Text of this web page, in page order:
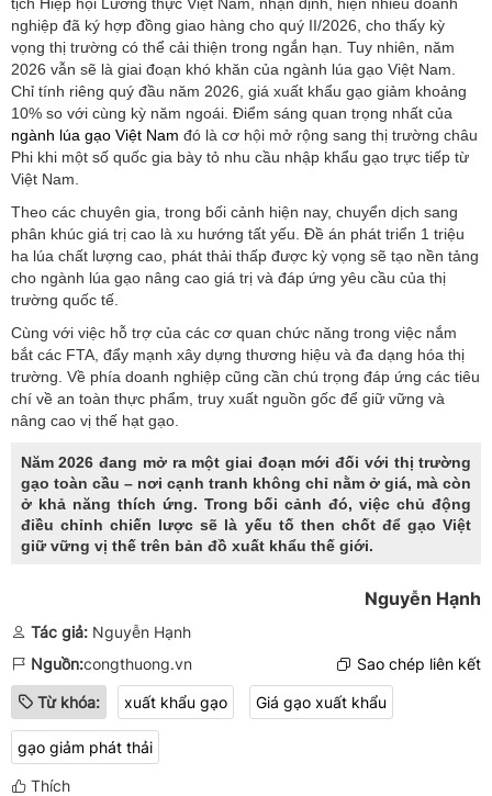
nghiệp đã ký hợp đồng giao hàng cho quý II/2026, cho thấy kỳ
vọng thị trường có thể cải thiện trong ngắn hạn. Tuy nhiên, năm
2026 vẫn sẽ là giai đoạn khó khăn của ngành lúa gạo Việt Nam.
Chỉ tính riêng quý đầu năm 2026, giá xuất khẩu gạo giảm khoảng
10% so với cùng kỳ năm ngoái. Điểm sáng quan trọng nhất của
ngành lúa gạo Việt Nam đó là cơ hội mở rộng sang thị trường châu
Phi khi một số quốc gia bày tỏ nhu cầu nhập khẩu gạo trực tiếp từ
Việt Nam.
Theo các chuyên gia, trong bối cảnh hiện nay, chuyển dịch sang
phân khúc giá trị cao là xu hướng tất yếu. Đề án phát triển 1 triệu
ha lúa chất lượng cao, phát thải thấp được kỳ vọng sẽ tạo nền tảng
cho ngành lúa gạo nâng cao giá trị và đáp ứng yêu cầu của thị
trường quốc tế.
Cùng với việc hỗ trợ của các cơ quan chức năng trong việc nắm
bắt các FTA, đẩy mạnh xây dựng thương hiệu và đa dạng hóa thị
trường. Về phía doanh nghiệp cũng cần chú trọng đáp ứng các tiêu
chí về an toàn thực phẩm, truy xuất nguồn gốc để giữ vững và
nâng cao vị thế hạt gạo.
Năm 2026 đang mở ra một giai đoạn mới đối với thị trường
gạo toàn cầu – nơi cạnh tranh không chỉ nằm ở giá, mà còn
ở khả năng thích ứng. Trong bối cảnh đó, việc chủ động
điều chỉnh chiến lược sẽ là yếu tố then chốt để gạo Việt
giữ vững vị thế trên bản đồ xuất khẩu thế giới.
Nguyễn Hạnh
Tác giả: Nguyễn Hạnh
Nguồn:congthuong.vn Sao chép liên kết
Từ khóa: xuất khẩu gạo Giá gạo xuất khẩu
gạo giảm phát thải
Thích